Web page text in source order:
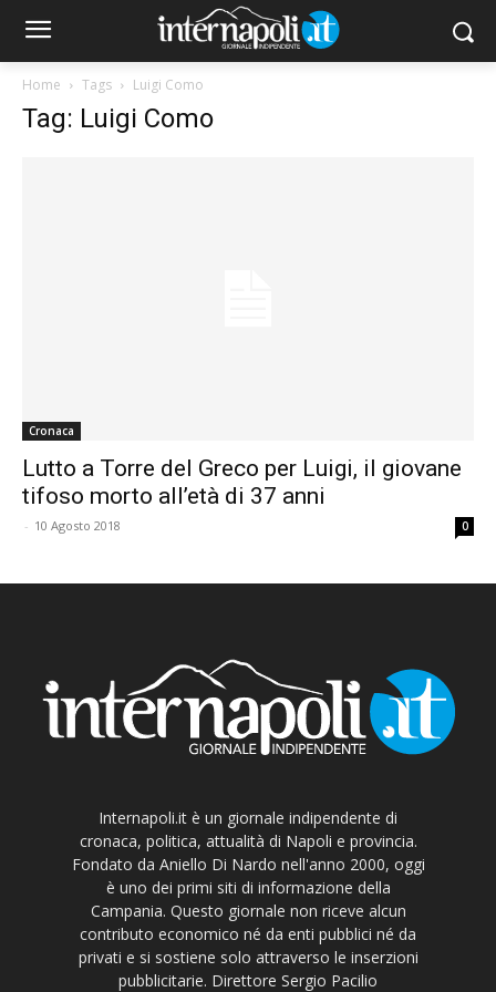
Home Tags Luigi Como
Tag: Luigi Como
Cronaca
Lutto a Torre del Greco per Luigi, il giovane
tifoso morto all’età di 37 anni
- 10 Agosto 2018 0
Internapoli.it è un giornale indipendente di
cronaca, politica, attualità di Napoli e provincia.
Fondato da Aniello Di Nardo nell'anno 2000, oggi
è uno dei primi siti di informazione della
Campania. Questo giornale non riceve alcun
contributo economico né da enti pubblici né da
privati e si sostiene solo attraverso le inserzioni
pubblicitarie. Direttore Sergio Pacilio